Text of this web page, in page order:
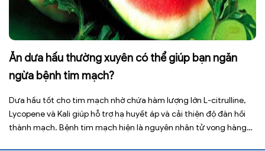
Ăn dưa hấu thường xuyên có thể giúp bạn ngăn
ngừa bệnh tim mạch?
Dưa hấu tốt cho tim mạch nhờ chứa hàm lượng lớn L-citrulline,
Lycopene và Kali giúp hỗ trợ hạ huyết áp và cải thiện độ đàn hồi
thành mạch. Bệnh tim mạch hiện là nguyên nhân tử vong hàng